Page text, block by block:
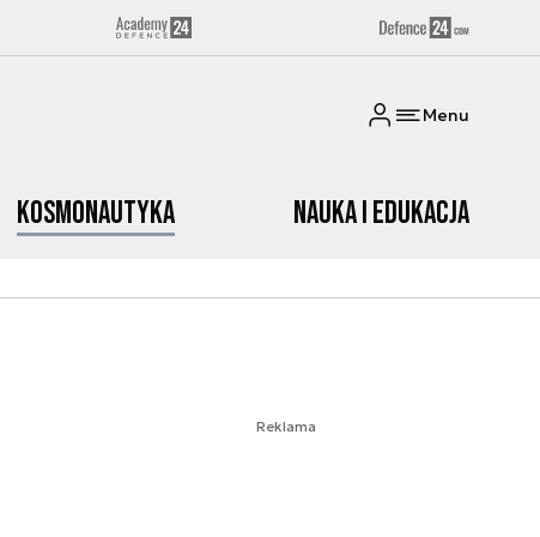
Menu
Kosmonautyka Nauka i edukacja
Reklama